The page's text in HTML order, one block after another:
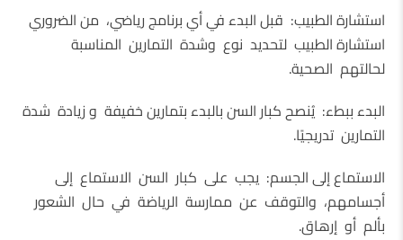
استشارة الطبيب: قبل البدء في أي برنامج رياضي، من الضروري
استشارة الطبيب لتحديد نوع وشدة التمارين المناسبة
لحالتهم الصحية.
البدء ببطء: يُنصح كبار السن بالبدء بتمارين خفيفة و زيادة شدة
التمارين تدريجيًا.
الاستماع إلى الجسم: يجب على كبار السن الاستماع إلى
أجسامهم، والتوقف عن ممارسة الرياضة في حال الشعور
بألم أو إرهاق.